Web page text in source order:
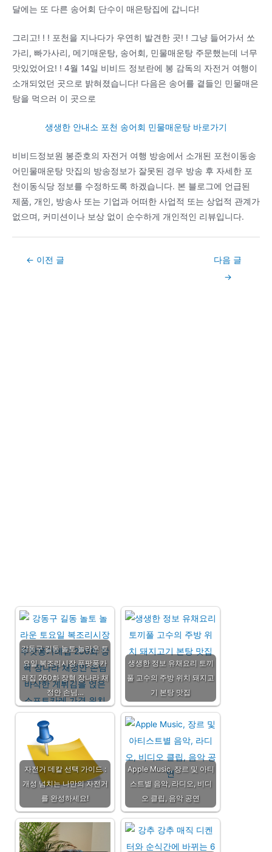
달에는 또 다른 송어회 단수이 매은탕집에 갑니다!
그리고! ! ! 포천을 지나다가 우연히 발견한 곳! ! 그냥 들어가서 쏘
가리, 빠가사리, 메기매운탕, 송어회, 민물매운탕 주문했는데 너무
맛있었어요! ! 4월 14일 비비드 정보란에 봉 감독의 자전거 여행이
소개되었던 곳으로 밝혀졌습니다! 다음은 송어를 곁들인 민물매은
탕을 먹으러 이 곳으로
생생한 안내소 포천 송어회 민물매운탕 바로가기
비비드정보원 봉준호의 자전거 여행 방송에서 소개된 포천이동송
어민물매운탕 맛집의 방송정보가 잘못된 경우 방송 후 자세한 포
천이동식당 정보를 수정하도록 하겠습니다. 본 블로그에 언급된
제품, 개인, 방송사 또는 기업과 어떠한 사업적 또는 상업적 관계가
없으며, 커미션이나 보상 없이 순수하게 개인적인 리뷰입니다.
Post← 이전 글
다음 글
→
강동구 길동 놀토 놀라운 토
요일 복조리시장 푸팟퐁카
레집 260화 장혁 장나라 채
정안 손님…
생생한 정보 유채요리 토끼
풀 고수의 주방 위치 돼지고
기 본탕 맛집
자전거 데칼 선택 가이드 :
개성 넘치는 나만의 자전거
를 완성하세요!
Apple Music, 장르 및 아티
스트별 음악, 라디오, 비디
오 클립, 음악 공연